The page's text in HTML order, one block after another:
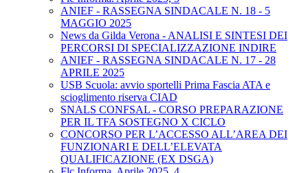
ANIEF - RASSEGNA SINDACALE N. 18 - 5
MAGGIO 2025
News da Gilda Verona - ANALISI E SINTESI DEI
PERCORSI DI SPECIALIZZAZIONE INDIRE
ANIEF - RASSEGNA SINDACALE N. 17 - 28
APRILE 2025
USB Scuola: avvio sportelli Prima Fascia ATA e
scioglimento riserva CIAD
SNALS CONFSAL - CORSO PREPARAZIONE
PER IL TFA SOSTEGNO X CICLO
CONCORSO PER L’ACCESSO ALL’AREA DEI
FUNZIONARI E DELL’ELEVATA
QUALIFICAZIONE (EX DSGA)